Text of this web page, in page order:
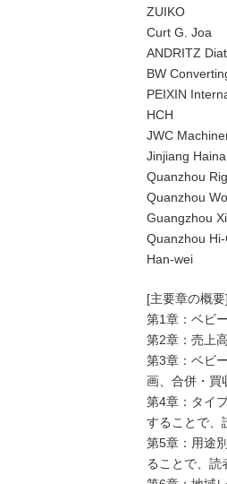
ZUIKO
Curt G. Joa
ANDRITZ
BW
PEIXIN
HCH
JWC
Jinjiang
Quanzhou
Quanzhou
Guangzhou
Quanzhou
Han-wei
[主要章の概要]
第1章：ベビ
第2章：売上
第3章：ベビ
画、合併・買
第4章：タイ
することで、
第5章：用途
ることで、読